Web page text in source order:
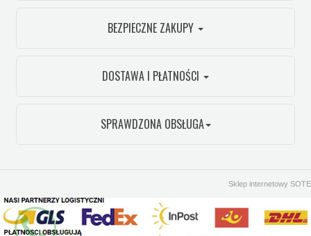
BEZPIECZNE ZAKUPY
DOSTAWA I PŁATNOŚCI
SPRAWDZONA OBSŁUGA
Sklep internetowy SOTE